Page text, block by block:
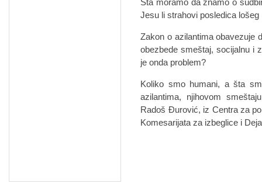
Šta moramo da znamo o
Jesu li strahovi posledica
Zakon o azilantima obavezuje
obezbede smeštaj, socijalnu i
je onda problem?
Koliko smo humani, a šta
azilantima, njihovom
Radoš Đurović, iz Centra za
Komesarijata za izbeglice i